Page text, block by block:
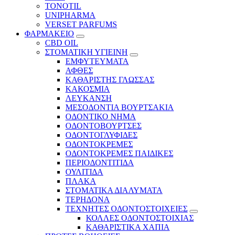
TONOTIL
UNIPHARMA
VERSET PARFUMS
ΦΑΡΜΑΚΕΙΟ
CBD OIL
ΣΤΟΜΑΤΙΚΗ ΥΓΙΕΙΝΗ
ΕΜΦΥΤΕΥΜΑΤΑ
ΑΦΘΕΣ
ΚΑΘΑΡΙΣΤΗΣ ΓΛΩΣΣΑΣ
ΚΑΚΟΣΜΙΑ
ΛΕΥΚΑΝΣΗ
ΜΕΣΟΔΟΝΤΙΑ ΒΟΥΡΤΣΑΚΙΑ
ΟΔΟΝΤΙΚΟ ΝΗΜΑ
ΟΔΟΝΤΟΒΟΥΡΤΣΕΣ
ΟΔΟΝΤΟΓΛΥΦΙΔΕΣ
ΟΔΟΝΤΟΚΡΕΜΕΣ
ΟΔΟΝΤΟΚΡΕΜΕΣ ΠΑΙΔΙΚΕΣ
ΠΕΡΙΟΔΟΝΤΙΤΙΔΑ
ΟΥΛΙΤΙΔΑ
ΠΛΑΚΑ
ΣΤΟΜΑΤΙΚΑ ΔΙΑΛΥΜΑΤΑ
ΤΕΡΗΔΟΝΑ
ΤΕΧΝΗΤΕΣ ΟΔΟΝΤΟΣΤΟΙΧΕΙΕΣ
ΚΟΛΛΕΣ ΟΔΟΝΤΟΣΤΟΙΧΙΑΣ
ΚΑΘΑΡΙΣΤΙΚΑ ΧΑΠΙΑ